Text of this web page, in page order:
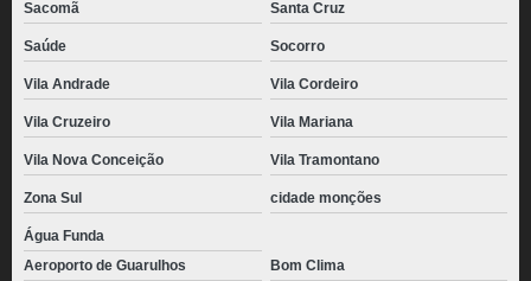
Sacomã Santa Cruz
Saúde Socorro
Vila Andrade Vila Cordeiro
Vila Cruzeiro Vila Mariana
Vila Nova Conceição Vila Tramontano
Zona Sul cidade monções
Água Funda
Aeroporto de Guarulhos
Bom Clima